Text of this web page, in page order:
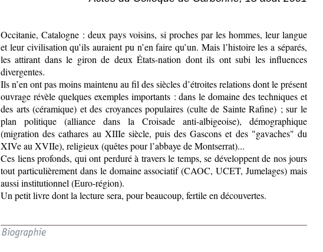
Occitanie, Catalogne : deux pays voisins, si proches par les hommes, leur langue
et leur civilisation qu’ils auraient pu n’en faire qu’un. Mais l’histoire les a séparés,
les attirant dans le giron de deux États-nation dont ils ont subi les influences
divergentes.
Ils n’en ont pas moins maintenu au fil des siècles d’étroites relations dont le présent
ouvrage révèle quelques exemples importants : dans le domaine des techniques et
des arts (céramique) et des croyances populaires (culte de Sainte Rafine) ; sur le
plan politique (alliance dans la Croisade anti-albigeoise), démographique
(migration des cathares au XIIIe siècle, puis des Gascons et des "gavaches" du
XIVe au XVIIe), religieux (quêtes pour l’abbaye de Montserrat)...
Ces liens profonds, qui ont perduré à travers le temps, se développent de nos jours
tout particulièrement dans le domaine associatif (CAOC, UCET, Jumelages) mais
aussi institutionnel (Euro-région).
Un petit livre dont la lecture sera, pour beaucoup, fertile en découvertes.